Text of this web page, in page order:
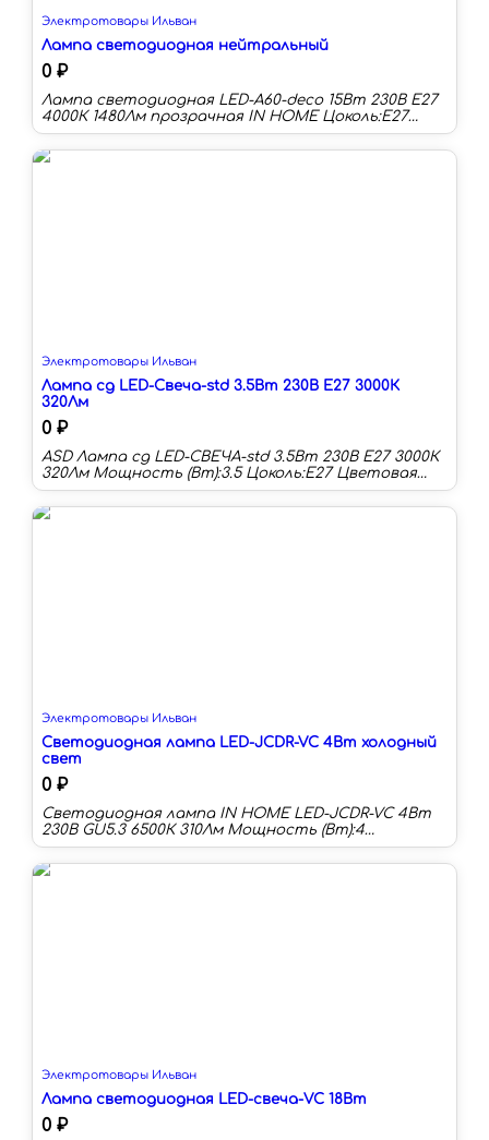
Электротовары Ильван
Лампа светодиодная нейтральный
0 ₽
Лампа светодиодная LED-A60-deco 15Вт 230В Е27
4000К 1480Лм прозрачная IN HOME Цоколь:E27
Длина:107 мм Тип колбы:A60 Цветовая
температура:4000 К Световой поток:1480 лм
Электротовары Ильван
Лампа сд LED-Свеча-std 3.5Вт 230В Е27 3000К
320Лм
0 ₽
ASD Лампа сд LED-СВЕЧА-std 3.5Вт 230В Е27 3000К
320Лм Мощность (Вт):3.5 Цоколь:E27 Цветовая
температура:3000 К Длина:107 мм Тип колбы:C
Световой поток:320 лм Срок службы:30000 ч
Электротовары Ильван
Светодиодная лампа LED-JCDR-VC 4Вт холодный
свет
0 ₽
Светодиодная лампа IN HOME LED-JCDR-VC 4Вт
230В GU5.3 6500К 310Лм Мощность (Вт):4
Цоколь:GU5.3 Цветовая температура:6500 К
Длина:51 мм Тип колбы:MR16 Световой поток:310
Электротовары Ильван
Лампа светодиодная LED-свеча-VC 18Вт
0 ₽